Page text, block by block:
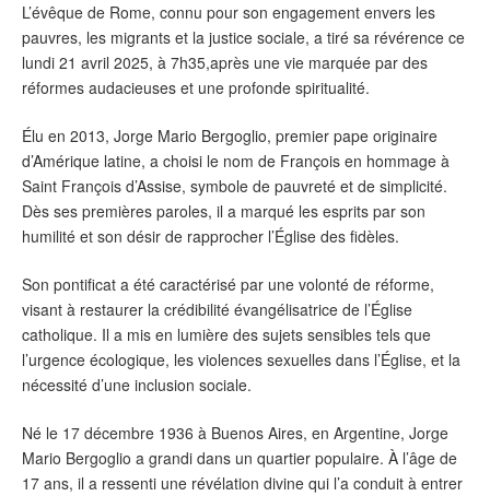
L’évêque de Rome, connu pour son engagement envers les
pauvres, les migrants et la justice sociale, a tiré sa révérence ce
lundi 21 avril 2025, à 7h35,après une vie marquée par des
réformes audacieuses et une profonde spiritualité.
Élu en 2013, Jorge Mario Bergoglio, premier pape originaire
d’Amérique latine, a choisi le nom de François en hommage à
Saint François d’Assise, symbole de pauvreté et de simplicité.
Dès ses premières paroles, il a marqué les esprits par son
humilité et son désir de rapprocher l’Église des fidèles.
Son pontificat a été caractérisé par une volonté de réforme,
visant à restaurer la crédibilité évangélisatrice de l’Église
catholique. Il a mis en lumière des sujets sensibles tels que
l’urgence écologique, les violences sexuelles dans l’Église, et la
nécessité d’une inclusion sociale.
Né le 17 décembre 1936 à Buenos Aires, en Argentine, Jorge
Mario Bergoglio a grandi dans un quartier populaire. À l’âge de
17 ans, il a ressenti une révélation divine qui l’a conduit à entrer